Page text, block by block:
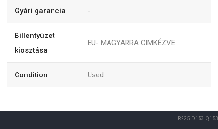
Gyári garancia -
Billentyüzet
kiosztása
EU- MAGYARRA CIMKÉZVE
Condition Used
R225 D153 Q153